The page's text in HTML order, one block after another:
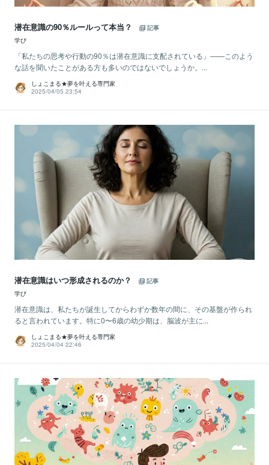
潜在意識の90％ルールって本当？
記事
学び
「私たちの思考や行動の90％は潜在意識に支配されている」——このよう
な話を聞いたことがある方も多いのではないでしょうか。...
しょこまる★夢を叶える専門家
2025/04/05 23:54
潜在意識はいつ形成されるのか？
記事
学び
潜在意識は、私たちが誕生してからわずか数年の間に、その基盤が作られ
ると言われています。特に0〜6歳の幼少期は、脳波が主に...
しょこまる★夢を叶える専門家
2025/04/04 22:46